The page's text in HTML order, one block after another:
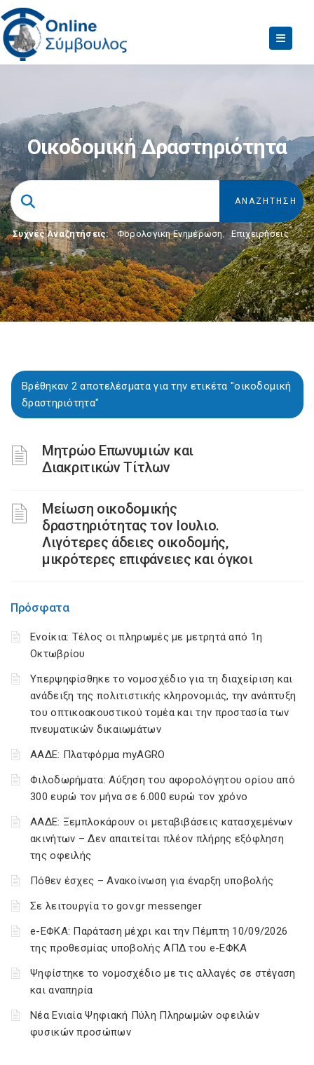
Οικοδομική Δραστηριότητα
Συχνές Αναζητήσεις: Φορολογικη Ενημέρωση, Επιχειρήσεις
Βρέθηκαν 2 αποτελέσματα για την ετικέτα "οικοδομική
δραστηριότητα"
Μητρώο Επωνυμιών και
Διακριτικών Τίτλων
Μείωση οικοδομικής
δραστηριότητας τον Ιουλιο.
Λιγότερες άδειες οικοδομής,
μικρότερες επιφάνειες και όγκοι
Πρόσφατα
Ενοίκια: Τέλος οι πληρωμές με μετρητά από 1η
Οκτωβρίου
Υπερψηφίσθηκε το νομοσχέδιο για τη διαχείριση και
ανάδειξη της πολιτιστικής κληρονομιάς, την ανάπτυξη
του οπτικοακουστικού τομέα και την προστασία των
πνευματικών δικαιωμάτων
ΑΑΔΕ: Πλατφόρμα myAGRO
Φιλοδωρήματα: Αύξηση του αφορολόγητου ορίου από
300 ευρώ τον μήνα σε 6.000 ευρώ τον χρόνο
ΑΑΔΕ: Ξεμπλοκάρουν οι μεταβιβάσεις κατασχεμένων
ακινήτων – Δεν απαιτείται πλέον πλήρης εξόφληση
της οφειλής
Πόθεν έσχες – Ανακοίνωση για έναρξη υποβολής
Σε λειτουργία το gov.gr messenger
e-ΕΦΚΑ: Παράταση μέχρι και την Πέμπτη 10/09/2026
της προθεσμίας υποβολής ΑΠΔ του e-ΕΦΚΑ
Ψηφίστηκε το νομοσχέδιο με τις αλλαγές σε στέγαση
και αναπηρία
Νέα Ενιαία Ψηφιακή Πύλη Πληρωμών οφειλών
φυσικών προσώπων